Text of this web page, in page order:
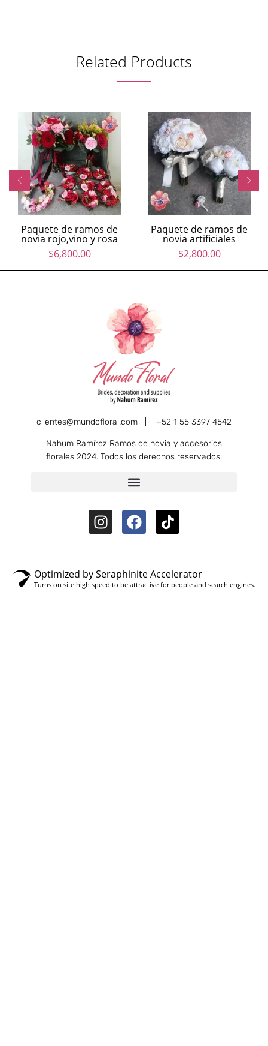
Related Products
Paquete de ramos de
novia rojo,vino y rosa
$6,800.00
Paquete de ramos de
novia artificiales
$2,800.00
clientes@mundofloral.com | +52 1 55 3397 4542
Nahum Ramírez Ramos de novia y accesorios
florales 2024. Todos los derechos reservados.
Optimized by Seraphinite Accelerator
Turns on site high speed to be attractive for people and search engines.